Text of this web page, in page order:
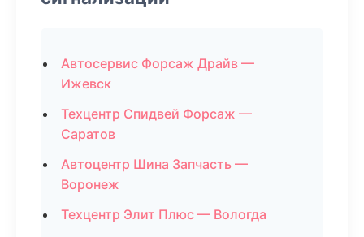
Автосервис Форсаж Драйв —
Ижевск
Техцентр Спидвей Форсаж —
Саратов
Автоцентр Шина Запчасть —
Воронеж
Техцентр Элит Плюс — Вологда